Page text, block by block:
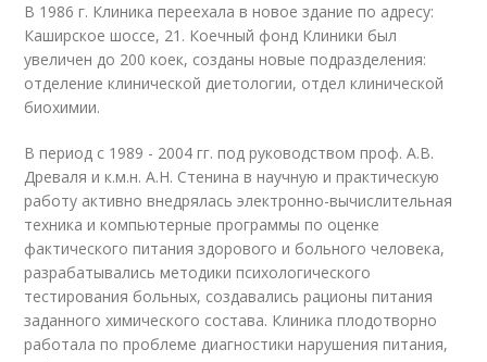
В 1986 г. Клиника переехала в новое здание по адресу:
Каширское шоссе, 21. Коечный фонд Клиники был
увеличен до 200 коек, созданы новые подразделения:
отделение клинической диетологии, отдел клинической
биохимии.
В период с 1989 - 2004 гг. под руководством проф. А.В.
Древаля и к.м.н. А.Н. Стенина в научную и практическую
работу активно внедрялась электронно-вычислительная
техника и компьютерные программы по оценке
фактического питания здорового и больного человека,
разрабатывались методики психологического
тестирования больных, создавались рационы питания
заданного химического состава. Клиника плодотворно
работала по проблеме диагностики нарушения питания,